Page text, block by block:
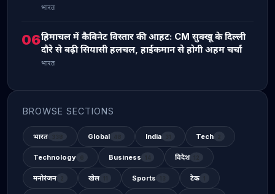
भारत
06हिमाचल में कैबिनेट विस्तार की आहट: CM सुक्खू के दिल्ली
दौरे से बढ़ी सियासी हलचल, हाईकमान से होगी अहम चर्चा
भारत
BROWSE SECTIONS
भारत Global India Tech
Technology Business विदेश
मनोरंजन खेल Sports टेक